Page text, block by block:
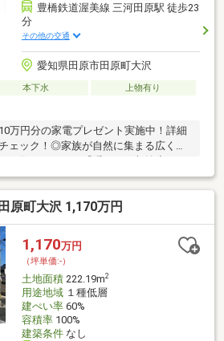
豊橋鉄道渥美線 三河田原駅 徒歩23
分
その他の交通
愛知県田原市田原町大沢
本下水
上物有り
万円分の家電プレゼント実施中！詳細
ェック！◎家族が自然に集まる広くて
探しは、全てお任せください！● ネッ
！不動産屋を回る手間はゼロ。気にな
しょう！● あなたに「一番良いロー
今の家賃より安くしたい」「ローンが
プランを提案します。● プロが「悪い
！リスクを徹底的になくして、失敗し
ご案内します。
原町大沢 1,170万円
1,170万円
（坪単価:-）
土地面積222.19m2
用途地域１種低層
建ぺい率60%
容積率100%
建築条件なし